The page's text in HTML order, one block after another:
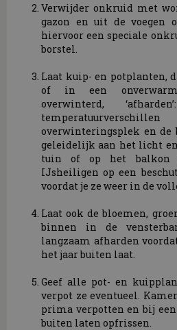
Verwijder onkruid met
gazon en uit de voegen
hiervoor een speciale
borstel.
Laat kuip- en potplanten,
of in een
overwinterd,
overwinteringsplek en de
geleidelijk aan het licht
tuin of op het balkon
IJsheiligen op een
voordat je ze weer in de
Laat ook de bloemen,
binnen in de
langzaam afharden
het jaar buiten laat.
Geef alle pot- en
verpot ze eventueel.
prima verpotten en bij
buiten laten opfrissen.